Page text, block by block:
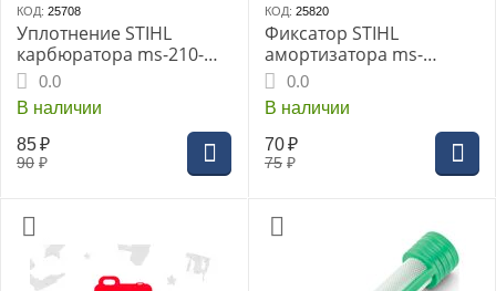
КОД: 25708
Уплотнение STIHL
карбюратора ms-210-
250 CBE
0.0
В наличии
90 ₽
85 ₽
КОД: 25820
Фиксатор STIHL
амортизатора ms-
361,341 (11357922900)
0.0
В наличии
75 ₽
70 ₽